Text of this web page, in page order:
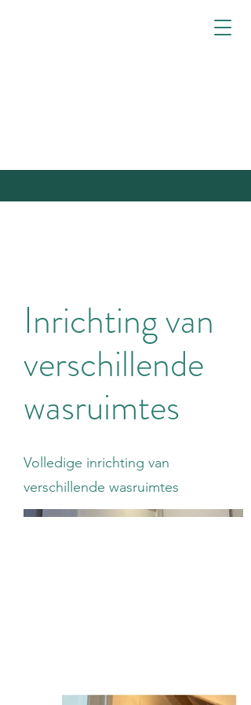
Inrichting van
verschillende
wasruimtes
Volledige inrichting van
verschillende wasruimtes